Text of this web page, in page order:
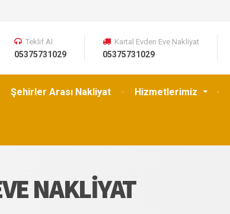
Şehirler Arası Nakliyat Hizmetlerimiz
Teklif Al
05375731029
Kartal Evden Eve Nakliyat
05375731029
NAKLIYAT